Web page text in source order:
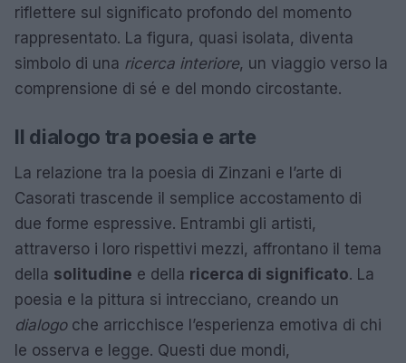
riflettere sul significato profondo del momento
rappresentato. La figura, quasi isolata, diventa
simbolo di una ricerca interiore, un viaggio verso la
comprensione di sé e del mondo circostante.
Il dialogo tra poesia e arte
La relazione tra la poesia di Zinzani e l’arte di
Casorati trascende il semplice accostamento di
due forme espressive. Entrambi gli artisti,
attraverso i loro rispettivi mezzi, affrontano il tema
della solitudine e della ricerca di significato. La
poesia e la pittura si intrecciano, creando un
dialogoche arricchisce l’esperienza emotiva di chi
le osserva e legge. Questi due mondi,